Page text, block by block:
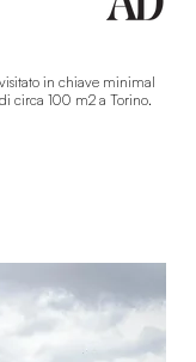
in chiave minimal
circa 100 m2 a Torino.